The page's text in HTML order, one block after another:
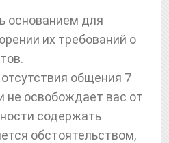
основанием для
их требований о
общения 7
не освобождает вас от
содержать
обстоятельством,